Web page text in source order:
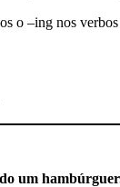
o –ing nos
um